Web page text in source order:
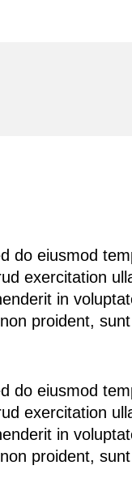
do eiusmod
exercitation
in
proident,
do eiusmod
exercitation
in
proident,